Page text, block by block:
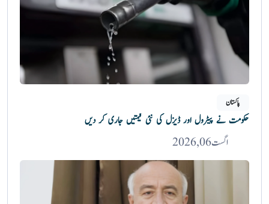
پاکستان
حکومت نے پیٹرول اور ڈیزل کی نئی قیمتیں جاری کر دیں
اگست 06, 2026